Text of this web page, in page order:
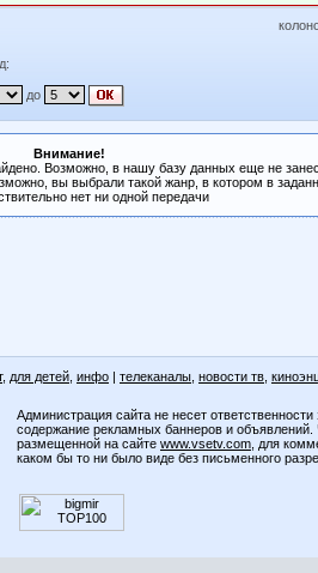
до
Внимание!
Возможно, в нашу базу данных еще не
вы выбрали такой жанр, в котором в
нет ни одной передачи
, для детей инфо | телеканалы новости тв
Администрация сайта не несет
содержание рекламных баннеров и
размещенной на сайте www.vsetv.com , для
каком бы то ни было виде без письменного